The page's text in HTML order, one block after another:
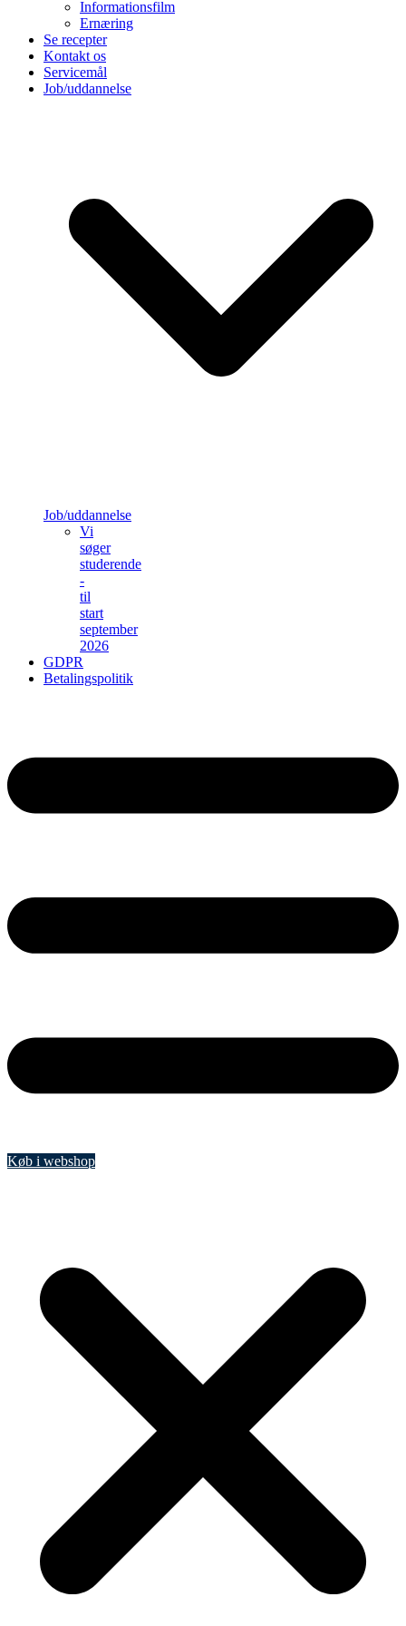
Informationsfilm
Ernæring
Se recepter
Kontakt os
Servicemål
Job/uddannelse
Job/uddannelse
Vi
søger
studerende
-
til
start
september
2026
GDPR
Betalingspolitik
Køb i webshop